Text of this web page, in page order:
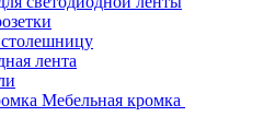
лента
Мебельная кромка